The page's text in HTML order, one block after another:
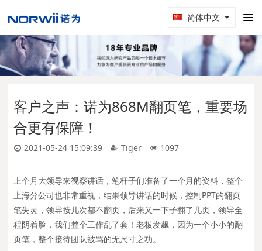
简体中文
客户之声：诺为868M翻页笔，重要场
合更有保障！
2021-05-24 15:09:39 Tiger 1097
上个月大领导来视察讲话，笔杆子们准备了一个月的资料，整个
上海分公司也非常重视，结果领导讲话的时候，控制PPT的翻页
笔失灵，领导按几次都不翻页，后来又一下子翻了几页，领导全
程阴着脸，我们整个工作乱了套！老板发飙，因为一个小小的翻
页笔，整个接待团队被骂的无尺寸之功。